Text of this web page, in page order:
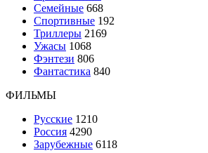
Семейные 668
Спортивные 192
Триллеры 2169
Ужасы 1068
Фэнтези 806
Фантастика 840
ФИЛЬМЫ
Русские 1210
Россия 4290
Зарубежные 6118